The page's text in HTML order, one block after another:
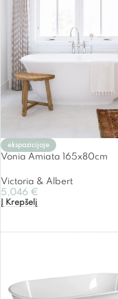
ekspozicijoje
Vonia Amiata 165x80cm
Victoria & Albert
5,046 €
Į Krepšelį